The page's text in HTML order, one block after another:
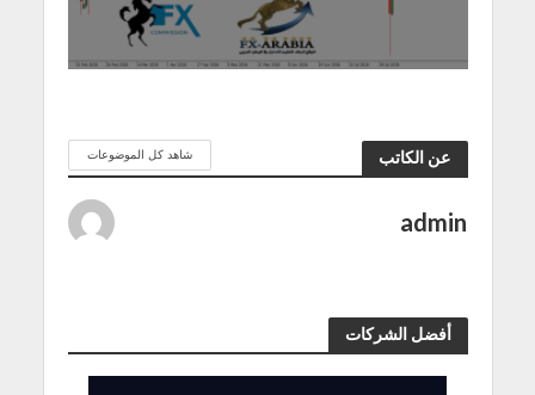
عن الكاتب شاهد كل الموضوعات
admin
أفضل الشركات